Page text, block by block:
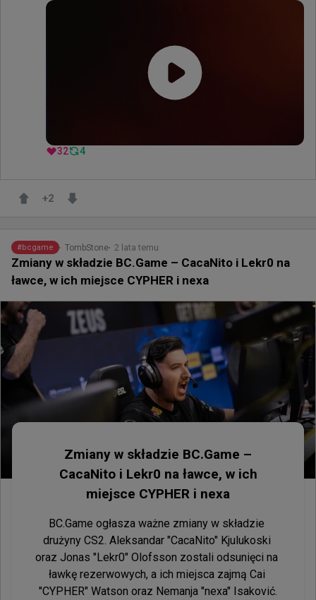
32 4
+2
#bcgame TombStone 2 lata temu
Zmiany w składzie BC.Game – CacaNito i Lekr0 na
ławce, w ich miejsce CYPHER i nexa
Zmiany w składzie BC.Game –
CacaNito i Lekr0 na ławce, w ich
miejsce CYPHER i nexa
BC.Game ogłasza ważne zmiany w składzie
drużyny CS2. Aleksandar "CacaNito" Kjulukoski
oraz Jonas "Lekr0" Olofsson zostali odsunięci na
ławkę rezerwowych, a ich miejsca zajmą Cai
"CYPHER" Watson oraz Nemanja "nexa" Isaković.